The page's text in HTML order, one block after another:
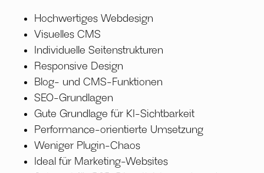
Hochwertiges Webdesign
Visuelles CMS
Individuelle Seitenstrukturen
Responsive Design
Blog- und CMS-Funktionen
SEO-Grundlagen
Gute Grundlage für KI-Sichtbarkeit
Performance-orientierte Umsetzung
Weniger Plugin-Chaos
Ideal für Marketing-Websites